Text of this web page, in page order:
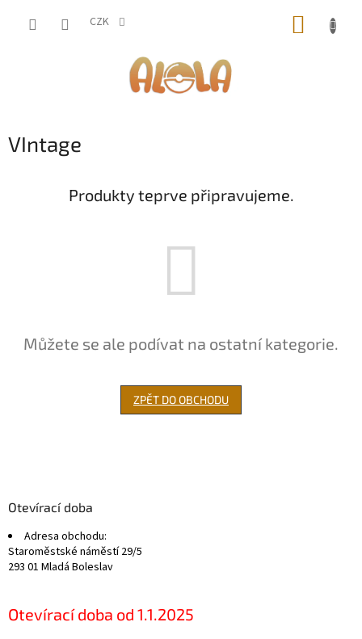
CZK
VIntage
Produkty teprve připravujeme.
Můžete se ale podívat na ostatní kategorie.
ZPĚT DO OBCHODU
Otevírací doba
Adresa obchodu:
Staroměstské náměstí 29/5
293 01 Mladá Boleslav
Otevírací doba od 1.1.2025